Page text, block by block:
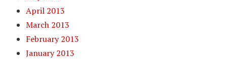
April 2013
March 2013
February 2013
January 2013